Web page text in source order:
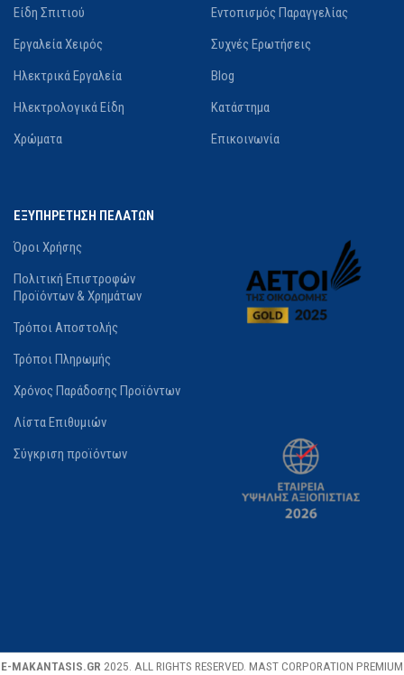
Είδη Σπιτιού
Εργαλεία Χειρός
Ηλεκτρικά Εργαλεία
Ηλεκτρολογικά Είδη
Χρώματα
Εντοπισμός Παραγγελίας
Συχνές Ερωτήσεις
Blog
Κατάστημα
Επικοινωνία
ΕΞΥΠΗΡΕΤΗΣΗ ΠΕΛΑΤΩΝ
Όροι Χρήσης
Πολιτική Επιστροφών
Προϊόντων & Χρημάτων
Τρόποι Αποστολής
Τρόποι Πληρωμής
Χρόνος Παράδοσης Προϊόντων
Λίστα Επιθυμιών
Σύγκριση προϊόντων
E-MAKANTASIS.GR 2025. ALL RIGHTS RESERVED. MAST CORPORATION PREMIUM